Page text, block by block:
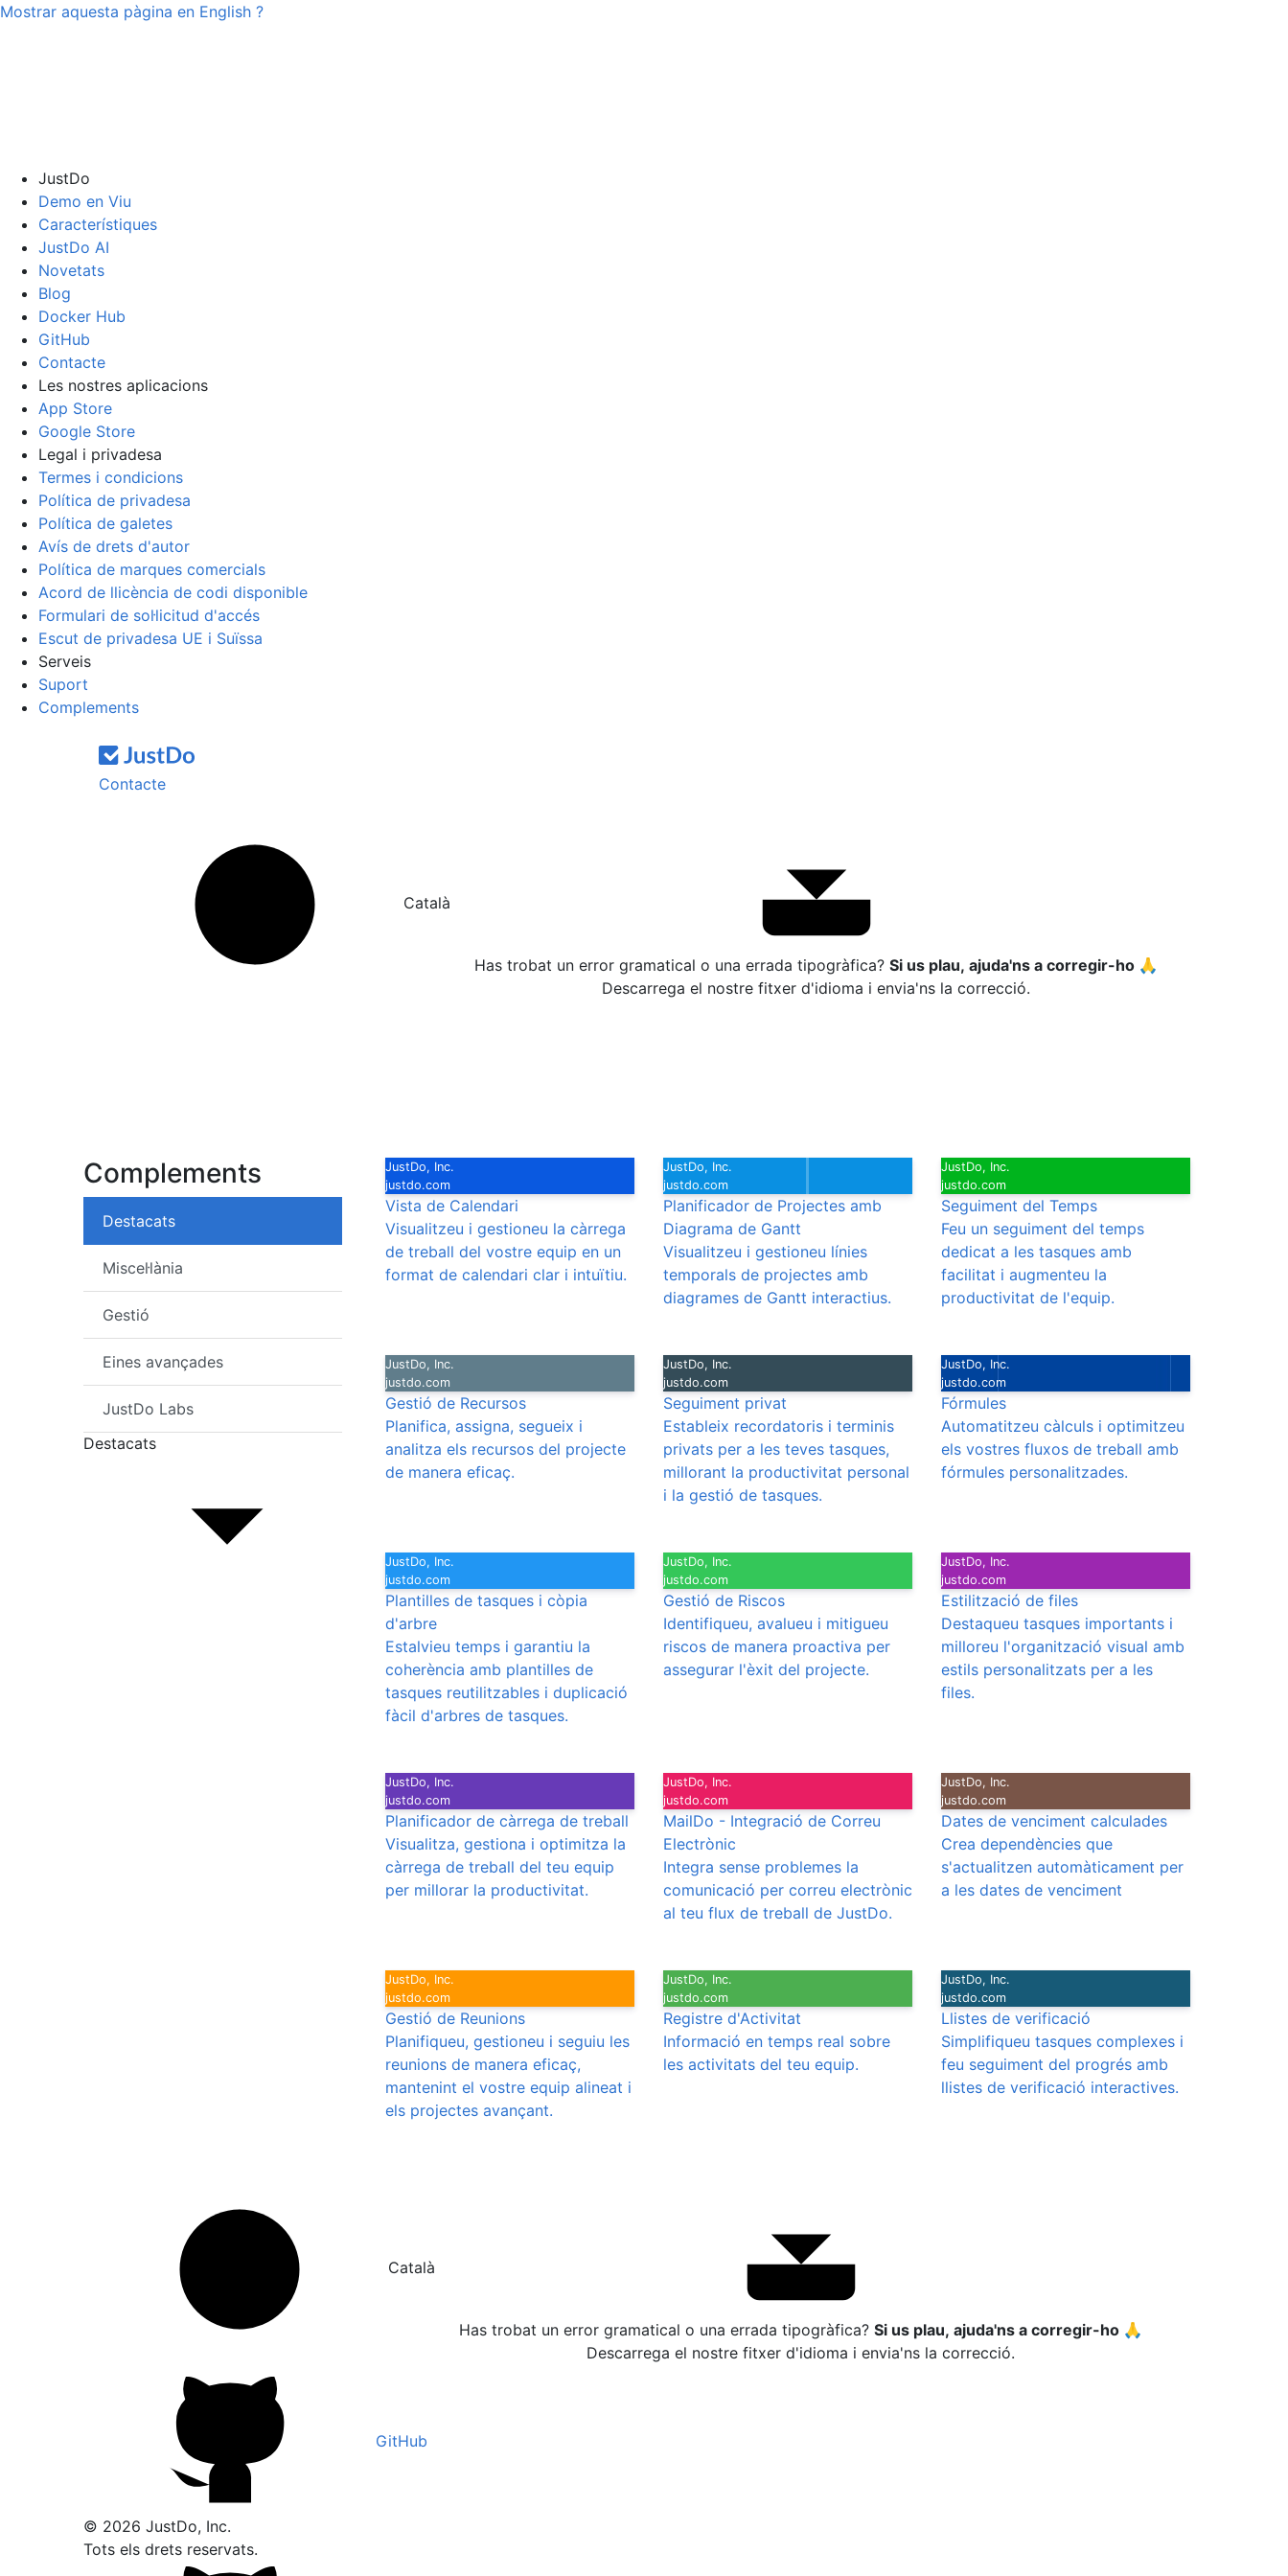
Mostrar aquesta pàgina en English ?
JustDo
Demo en Viu
Característiques
JustDo AI
Novetats
Blog
Docker Hub
GitHub
Contacte
Les nostres aplicacions
App Store
Google Store
Legal i privadesa
Termes i condicions
Política de privadesa
Política de galetes
Avís de drets d'autor
Política de marques comercials
Acord de llicència de codi disponible
Formulari de sol·licitud d'accés
Escut de privadesa UE i Suïssa
Serveis
Suport
Complements
Contacte
Català
Has trobat un error gramatical o una errada tipogràfica? Si us plau, ajuda'ns a corregir-ho 🙏
Descarrega el nostre fitxer d'idioma i envia'ns la correcció.
Complements
Destacats
Miscel·lània
Gestió
Eines avançades
JustDo Labs
Destacats
JustDo, Inc.
justdo.com
Vista de Calendari
Visualitzeu i gestioneu la càrrega
de treball del vostre equip en un
format de calendari clar i intuïtiu.
JustDo, Inc.
justdo.com
Planificador de Projectes amb
Diagrama de Gantt
Visualitzeu i gestioneu línies
temporals de projectes amb
diagrames de Gantt interactius.
JustDo, Inc.
justdo.com
Seguiment del Temps
Feu un seguiment del temps
dedicat a les tasques amb
facilitat i augmenteu la
productivitat de l'equip.
JustDo, Inc.
justdo.com
Gestió de Recursos
Planifica, assigna, segueix i
analitza els recursos del projecte
de manera eficaç.
JustDo, Inc.
justdo.com
Seguiment privat
Estableix recordatoris i terminis
privats per a les teves tasques,
millorant la productivitat personal
i la gestió de tasques.
JustDo, Inc.
justdo.com
Fórmules
Automatitzeu càlculs i optimitzeu
els vostres fluxos de treball amb
fórmules personalitzades.
JustDo, Inc.
justdo.com
Plantilles de tasques i còpia
d'arbre
Estalvieu temps i garantiu la
coherència amb plantilles de
tasques reutilitzables i duplicació
fàcil d'arbres de tasques.
JustDo, Inc.
justdo.com
Gestió de Riscos
Identifiqueu, avalueu i mitigueu
riscos de manera proactiva per
assegurar l'èxit del projecte.
JustDo, Inc.
justdo.com
Estilització de files
Destaqueu tasques importants i
milloreu l'organització visual amb
estils personalitzats per a les
files.
JustDo, Inc.
justdo.com
Planificador de càrrega de treball
Visualitza, gestiona i optimitza la
càrrega de treball del teu equip
per millorar la productivitat.
JustDo, Inc.
justdo.com
MailDo - Integració de Correu
Electrònic
Integra sense problemes la
comunicació per correu electrònic
al teu flux de treball de JustDo.
JustDo, Inc.
justdo.com
Dates de venciment calculades
Crea dependències que
s'actualitzen automàticament per
a les dates de venciment
JustDo, Inc.
justdo.com
Gestió de Reunions
Planifiqueu, gestioneu i seguiu les
reunions de manera eficaç,
mantenint el vostre equip alineat i
els projectes avançant.
JustDo, Inc.
justdo.com
Registre d'Activitat
Informació en temps real sobre
les activitats del teu equip.
JustDo, Inc.
justdo.com
Llistes de verificació
Simplifiqueu tasques complexes i
feu seguiment del progrés amb
llistes de verificació interactives.
Català
Has trobat un error gramatical o una errada tipogràfica? Si us plau, ajuda'ns a corregir-ho 🙏
Descarrega el nostre fitxer d'idioma i envia'ns la correcció.
GitHub
© 2026 JustDo, Inc.
Tots els drets reservats.